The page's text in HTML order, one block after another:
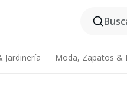
Jardinería Moda, Zapatos &